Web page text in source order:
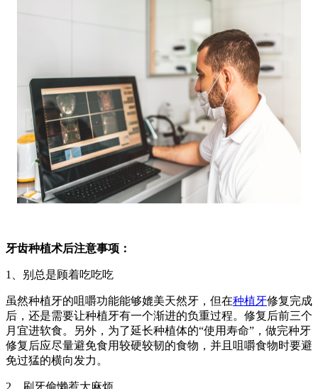
牙齿种植术后注意事项：
1、别总是顾着吃吃吃
虽然种植牙的咀嚼功能能够媲美天然牙，但在种植牙修复完成
后，还是需要让种植牙有一个渐进的负重过程。修复后前三个
月宜进软食。另外，为了延长种植体的“使用寿命”，做完种牙
修复后应尽量避免食用较硬较韧的食物，并且咀嚼食物时要避
免过猛的横向发力。
2、刷牙偷懒惹大麻烦